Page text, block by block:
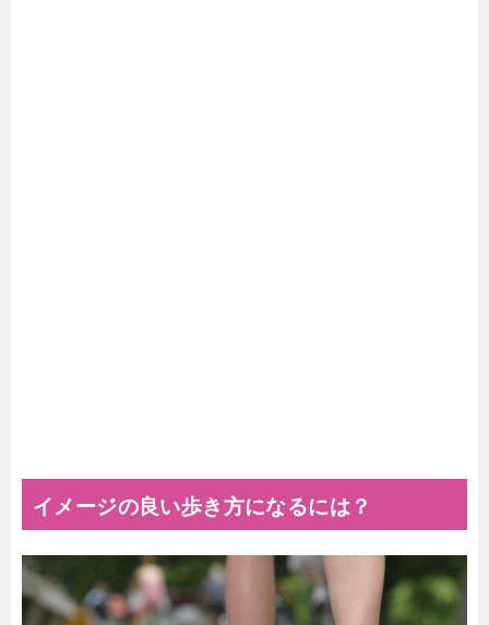
イメージの良い歩き方になるには？